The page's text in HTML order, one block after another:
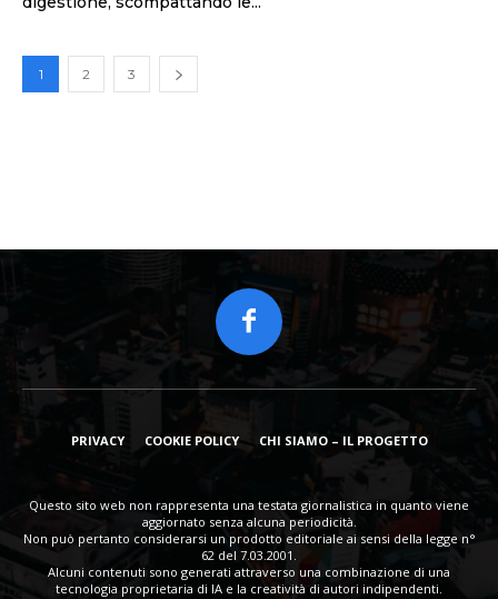
1 2 3
PRIVACY COOKIE POLICY CHI SIAMO – IL PROGETTO
Questo sito web non rappresenta una testata giornalistica in quanto viene
aggiornato senza alcuna periodicità.
Non può pertanto considerarsi un prodotto editoriale ai sensi della legge n°
62 del 7.03.2001.
Alcuni contenuti sono generati attraverso una combinazione di una
tecnologia proprietaria di IA e la creatività di autori indipendenti.